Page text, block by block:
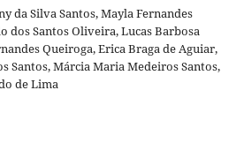
da Silva Santos, Mayla Fernandes
dos Santos Oliveira, Lucas Barbosa
Queiroga, Erica Braga de Aguiar,
Santos, Márcia Maria Medeiros Santos,
de Lima